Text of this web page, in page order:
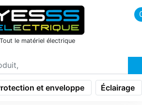
Tout le matériel électrique
et enveloppe Éclairage